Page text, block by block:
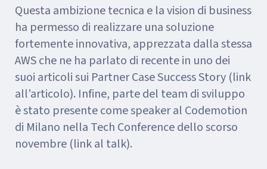
Questa ambizione tecnica e la vision di business
ha permesso di realizzare una soluzione
fortemente innovativa, apprezzata dalla stessa
AWS che ne ha parlato di recente in uno dei
suoi articoli sui Partner Case Success Story (link
all’articolo). Infine, parte del team di sviluppo
è stato presente come speaker al Codemotion
di Milano nella Tech Conference dello scorso
novembre (link al talk).